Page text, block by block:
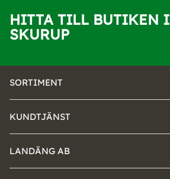
HITTA TILL BUTIKEN I
SKURUP
SORTIMENT
KUNDTJÄNST
LANDÄNG AB